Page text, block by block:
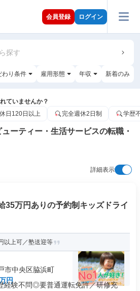
会員登録 ログイン
探す
わり条件 雇用形態 年収 新着のみ
ていませんか？
日120日以上 完全週休2日制 学歴
ーティー・生活サービスの転職・
詳細表示
35万円ありの予約制キッズドライ
以上可／塾送迎等
市中央区脇浜町
円
経験不問◎要普通運転免許／研修充